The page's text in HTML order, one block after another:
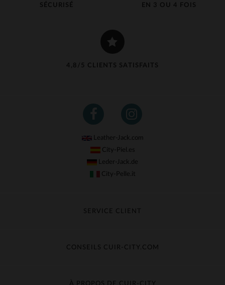
SÉCURISÉ
EN 3 OU 4 FOIS
4,8/5 CLIENTS SATISFAITS
Leather-Jack.com
City-Piel.es
Leder-Jack.de
City-Pelle.it
SERVICE CLIENT
Échange & Remboursement
Contacter le service client
CONSEILS CUIR-CITY.COM
Guide des matières